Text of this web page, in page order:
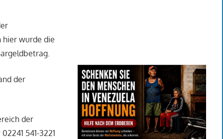
hier wurde die
der
der
541-3221